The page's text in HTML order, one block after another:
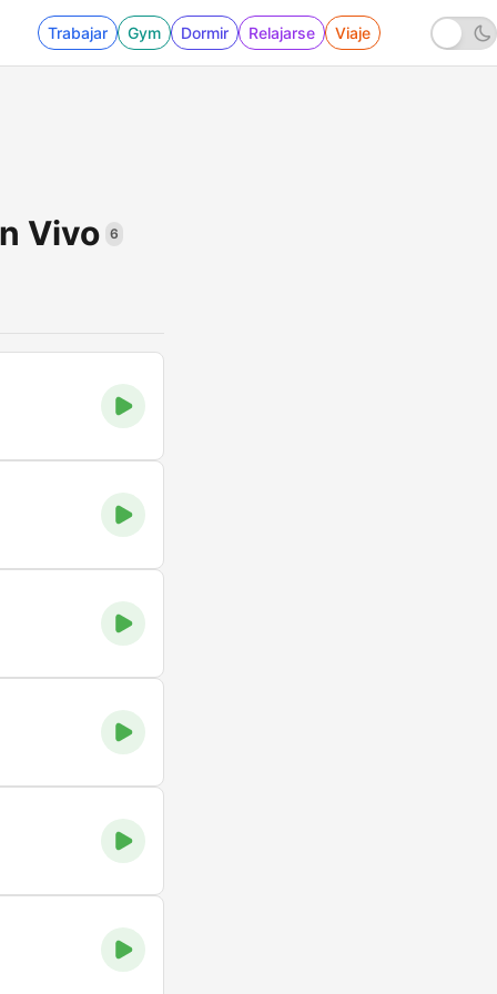
Trabajar Gym Dormir Relajarse Viaje
Vivo 6